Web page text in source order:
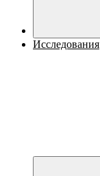
Исследования